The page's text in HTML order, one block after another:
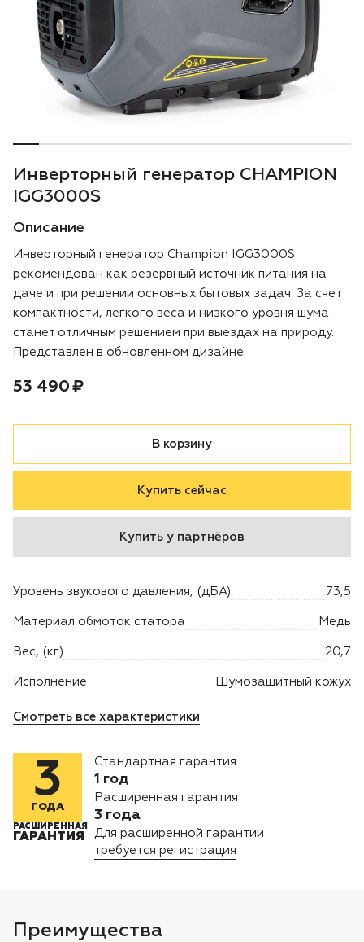
Воздуходувки
Триммеры
Аккумуляторная техника iPrix
Генераторы
Скарификаторы
Мотопомпы
Подметальные машины
Строительная техника
Культиваторы
Дровоколы
Станки заточные
Высоторезы
Моющие аппараты
Блог
Инверторный генератор CHAMPION
IGG3000S
Описание
Инверторный генератор Champion IGG3000S
рекомендован как резервный источник питания на
даче и при решении основных бытовых задач. За счет
компактности, легкого веса и низкого уровня шума
станет отличным решением при выездах на природу.
Представлен в обновленном дизайне.
В корзину
Купить сейчас
Купить у партнёров
Уровень звукового давления, (дБА) 73,5
Материал обмоток статора Медь
Вес, (кг) 20,7
Исполнение Шумозащитный кожух
Смотреть все характеристики
3
ГОДА
РАСШИРЕННАЯ
ГАРАНТИЯ
Стандартная гарантия
1 год
Расширенная гарантия
3 года
Для расширенной гарантии
требуется регистрация
Цена:
53 490 ₽рублей
Преимущества